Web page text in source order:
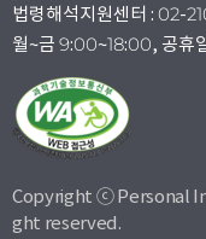
법령해석지원센터 : 02-
월~금 9:00~18:00, 공휴
Copyright ⓒ Personal
ght reserved.